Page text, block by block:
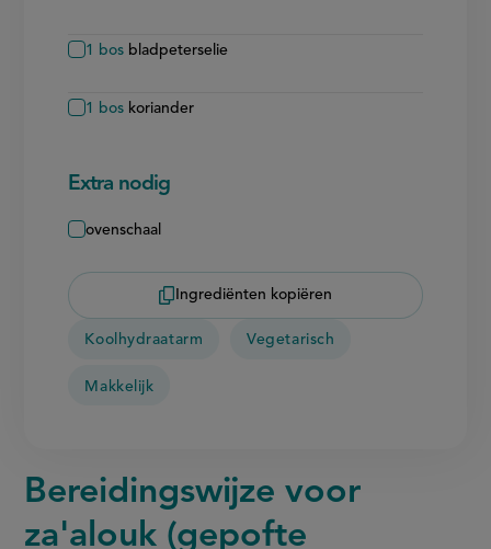
1 bos bladpeterselie
1 bos koriander
Extra nodig
ovenschaal
Ingrediënten kopiëren
Koolhydraatarm Vegetarisch
Makkelijk
Bereidingswijze voor
za'alouk (gepofte